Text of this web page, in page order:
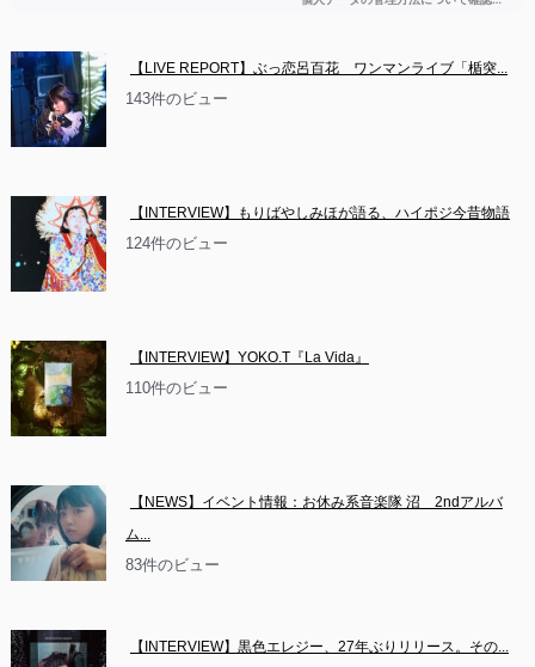
【LIVE REPORT】ぶっ恋呂百花　ワンマンライブ「楯突...
143件のビュー
【INTERVIEW】もりばやしみほが語る、ハイポジ今昔物語
124件のビュー
【INTERVIEW】YOKO.T『La Vida』
110件のビュー
【NEWS】イベント情報：お休み系音楽隊 沼　2ndアルバ
ム...
83件のビュー
【INTERVIEW】黒色エレジー、27年ぶりリリース。その...